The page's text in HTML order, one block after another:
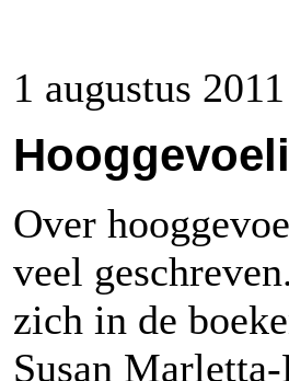
1 augustus 2011
Over
veel
zich in de
Susan